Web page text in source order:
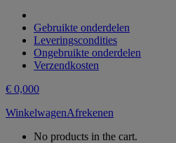
Gebruikte onderdelen
Leveringscondities
Ongebruikte onderdelen
Verzendkosten
€ 0,000
WinkelwagenAfrekenen
No products in the cart.